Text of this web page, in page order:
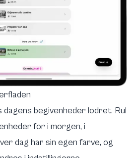
dagens begivenheder lodret. Rul
for i morgen, i
dag har sin egen farve, og